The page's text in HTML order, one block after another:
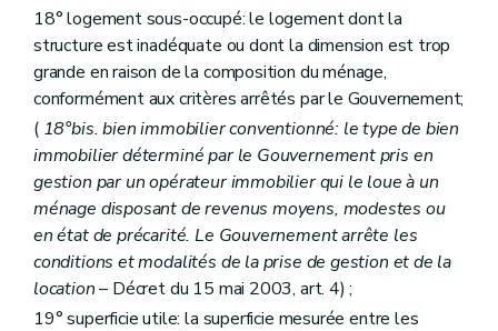
Section 5 Des ressources
Art. 95
Art. 96
Section 6 De la structure et du fonctionnement
Sous-section première De l'assemblée générale
Art. 97
Art. 97
bis
Sous-section 2
Du conseil d'administration
Art. 98
Art. 99
Art. 100
Art. 101
Art. 102
Art. 103
Art. 104
18° logement sous-occupé: le logement dont la
structure est inadéquate ou dont la dimension est trop
grande en raison de la composition du ménage,
conformément aux critères arrêtés par le Gouvernement;
( 18°bis. bien immobilier conventionné: le type de bien
immobilier déterminé par le Gouvernement pris en
gestion par un opérateur immobilier qui le loue à un
ménage disposant de revenus moyens, modestes ou
en état de précarité. Le Gouvernement arrête les
conditions et modalités de la prise de gestion et de la
location– Décret du 15 mai 2003, art. 4) ;
19° superficie utile: la superficie mesurée entre les